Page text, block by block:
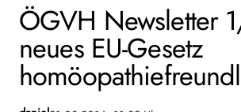
ÖGVH Newsletter
neues EU-Gesetz